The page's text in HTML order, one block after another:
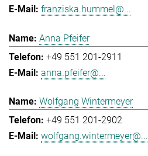
franziska.hummel@...
Anna Pfeifer
+49 551 201-2911
anna.pfeifer@...
Wolfgang Wintermeyer
+49 551 201-2902
wolfgang.wintermeyer@...